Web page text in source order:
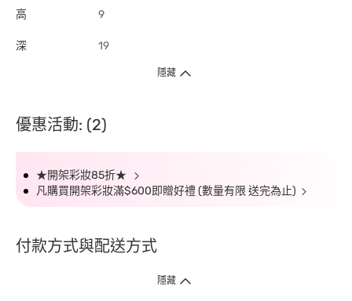
高 9
深 19
隱藏
優惠活動: (2)
★開架彩妝85折★
凡購買開架彩妝滿$600即贈好禮 (數量有限 送完為止)
付款方式與配送方式
隱藏